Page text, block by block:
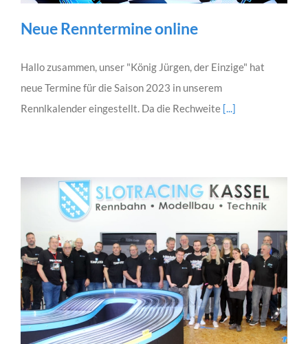
Neue Renntermine online
Hallo zusammen, unser "König Jürgen, der Einzige" hat
neue Termine für die Saison 2023 in unserem
Rennlkalender eingestellt. Da die Rechweite [...]